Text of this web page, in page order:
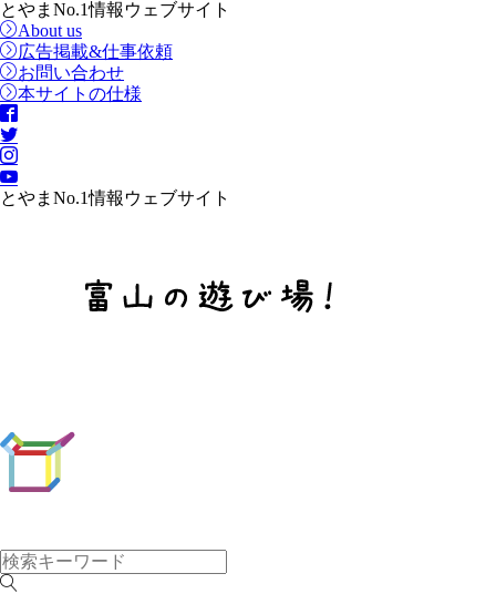
とやまNo.1情報ウェブサイト
About us
広告掲載&仕事依頼
お問い合わせ
本サイトの仕様
とやまNo.1情報ウェブサイト